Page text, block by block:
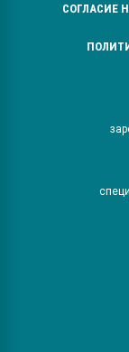
СОГЛАСИЕ